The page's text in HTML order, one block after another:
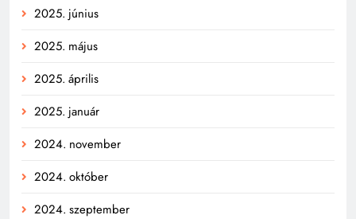
2025. június
2025. május
2025. április
2025. január
2024. november
2024. október
2024. szeptember